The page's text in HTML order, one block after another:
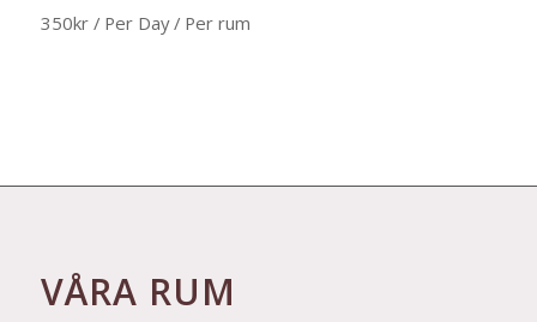
350kr/ Per Day/ Per rum
VÅRA RUM